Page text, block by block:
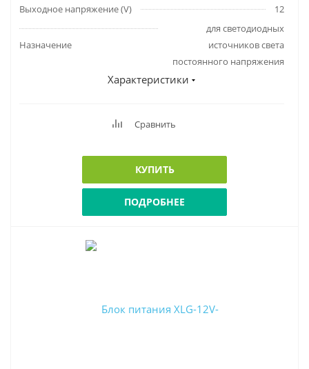
Выходное напряжение (V)
12
Назначение
для светодиодных
источников света
постоянного напряжения
Характеристики
Сравнить
КУПИТЬ
ПОДРОБНЕЕ